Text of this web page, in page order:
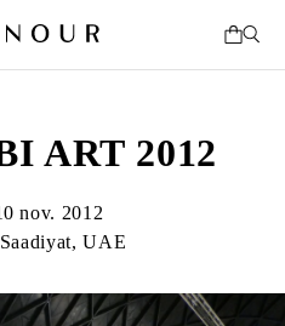
ART 2012
nov. 2012
UAE